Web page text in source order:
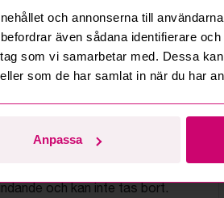
och annonserna till
även sådana identifierare
som vi samarbetar med. Dessa
som de har samlat in när du har
Anpassa
av konkursbon, finansbolag och
och kan inte tas bort.